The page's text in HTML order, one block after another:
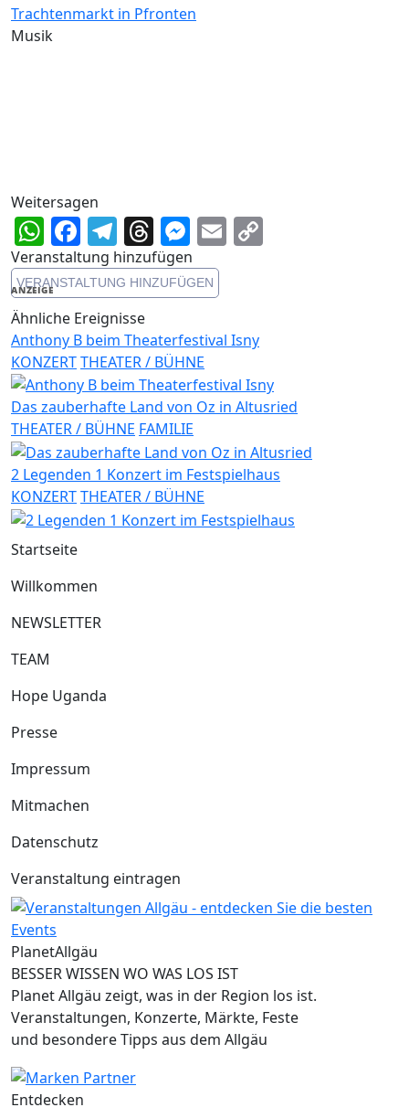
Trachtenmarkt in Pfronten
Musik
Weitersagen
WhatsApp
Facebook
Telegram
Threads
Messenger
Email
Veranstaltung hinzufügen
VERANSTALTUNG HINZUFÜGEN
ANZEIGE
Ähnliche Ereignisse
Anthony B beim Theaterfestival Isny
KONZERTTHEATER / BÜHNE
Das zauberhafte Land von Oz in Altusried
THEATER / BÜHNE FAMILIE
2 Legenden 1 Konzert im Festspielhaus
KONZERTTHEATER / BÜHNE
Startseite
Willkommen
NEWSLETTER
TEAM
Hope Uganda
Presse
Impressum
Mitmachen
Datenschutz
Veranstaltung eintragen
PlanetAllgäu
BESSER WISSEN WO WAS LOS IST
Planet Allgäu zeigt, was in der Region los ist.
Veranstaltungen, Konzerte, Märkte, Feste
und besondere Tipps aus dem Allgäu
Entdecken